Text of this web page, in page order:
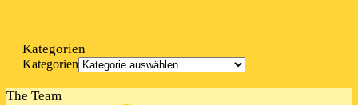
Kategorien
Kategorien
The Team